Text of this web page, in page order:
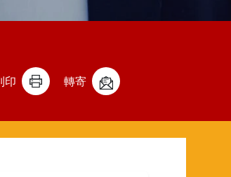
印 轉寄